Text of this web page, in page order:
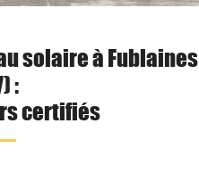
solaire à Fublaines
:
certifiés